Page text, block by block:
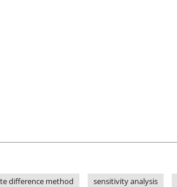
difference method sensitivity analysis